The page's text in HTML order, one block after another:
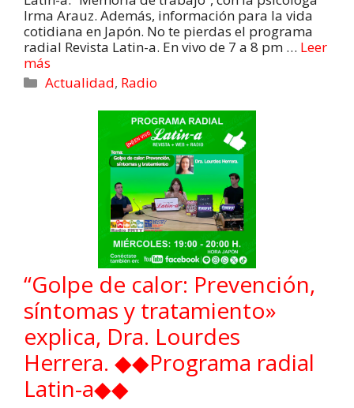
Irma Arauz. Además, información para la vida
cotidiana en Japón. No te pierdas el programa
radial Revista Latin-a. En vivo de 7 a 8 pm … Leer
más
Actualidad, Radio
“Golpe de calor: Prevención,
síntomas y tratamiento»
explica, Dra. Lourdes
Herrera. ◆◆Programa radial
Latin-a◆◆